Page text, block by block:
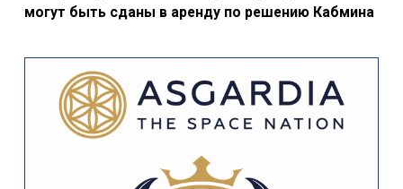
могут быть сданы в аренду по решению Кабмина